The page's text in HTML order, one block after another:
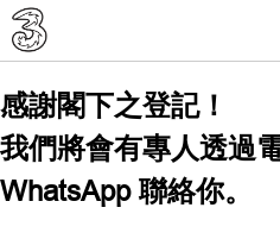
感謝閣下之登記！
我們將會有專人透過
WhatsApp 聯絡你。